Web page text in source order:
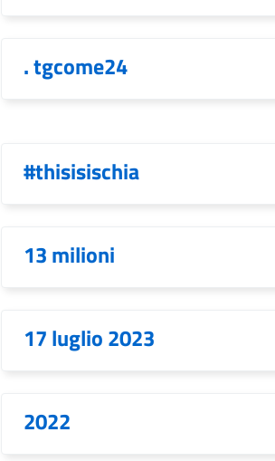
. tgcome24
#thisisischia
13 milioni
17 luglio 2023
2022